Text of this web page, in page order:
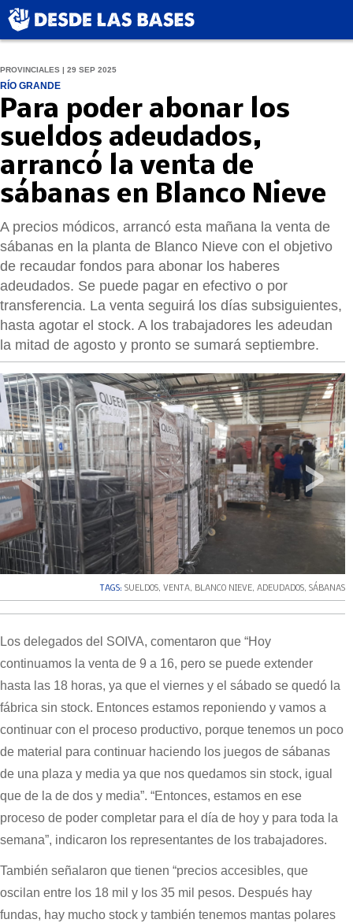
PROVINCIALES | 29 SEP 2025
RÍO GRANDE
Para poder abonar los
sueldos adeudados,
arrancó la venta de
sábanas en Blanco Nieve
A precios módicos, arrancó esta mañana la venta de
sábanas en la planta de Blanco Nieve con el objetivo
de recaudar fondos para abonar los haberes
adeudados. Se puede pagar en efectivo o por
transferencia. La venta seguirá los días subsiguientes,
hasta agotar el stock. A los trabajadores les adeudan
la mitad de agosto y pronto se sumará septiembre.
‹ ›
TAGS: SUELDOS, VENTA, BLANCO NIEVE, ADEUDADOS, SÁBANAS
Los delegados del SOIVA, comentaron que “Hoy
continuamos la venta de 9 a 16, pero se puede extender
hasta las 18 horas, ya que el viernes y el sábado se quedó la
fábrica sin stock. Entonces estamos reponiendo y vamos a
continuar con el proceso productivo, porque tenemos un poco
de material para continuar haciendo los juegos de sábanas
de una plaza y media ya que nos quedamos sin stock, igual
que de la de dos y media”. “Entonces, estamos en ese
proceso de poder completar para el día de hoy y para toda la
semana”, indicaron los representantes de los trabajadores.
También señalaron que tienen “precios accesibles, que
oscilan entre los 18 mil y los 35 mil pesos. Después hay
fundas, hay mucho stock y también tenemos mantas polares